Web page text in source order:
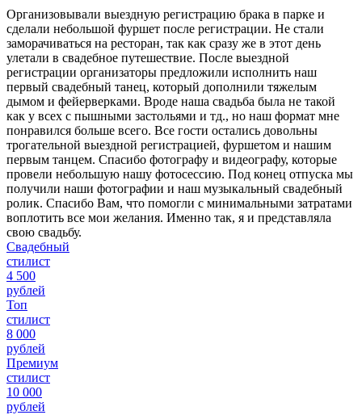
Организовывали выездную регистрацию брака в парке и
сделали небольшой фуршет после регистрации. Не стали
заморачиваться на ресторан, так как сразу же в этот день
улетали в свадебное путешествие. После выездной
регистрации организаторы предложили исполнить наш
первый свадебный танец, который дополнили тяжелым
дымом и фейерверками. Вроде наша свадьба была не такой
как у всех с пышными застольями и тд., но наш формат мне
понравился больше всего. Все гости остались довольны
трогательной выездной регистрацией, фуршетом и нашим
первым танцем. Спасибо фотографу и видеографу, которые
провели небольшую нашу фотосессию. Под конец отпуска мы
получили наши фотографии и наш музыкальный свадебный
ролик. Спасибо Вам, что помогли с минимальными затратами
воплотить все мои желания. Именно так, я и представляла
свою свадьбу.
Свадебный
стилист
4 500
рублей
Топ
стилист
8 000
рублей
Премиум
стилист
10 000
рублей